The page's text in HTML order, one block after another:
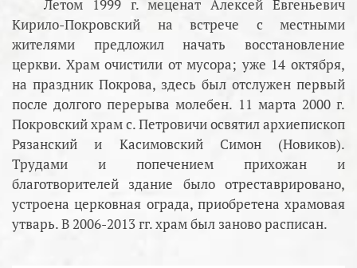
Летом 1999 г. меценат Алексей Евгеньевич
Кирило-Покровский на встрече с местными
жителями предложил начать восстановление
церкви. Храм очистили от мусора; уже 14 октября,
на праздник Покрова, здесь был отслужен первый
после долгого перерыва молебен. 11 марта 2000 г.
Покровский храм с. Петровичи освятил архиепископ
Рязанский и Касимовский Симон (Новиков).
Трудами и попечением прихожан и
благотворителей здание было отреставрировано,
устроена церковная ограда, приобретена храмовая
утварь. В 2006-2013 гг. храм был заново расписан.